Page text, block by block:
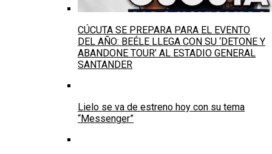
CÚCUTA SE PREPARA PARA EL EVENTO
DEL AÑO: BEÉLE LLEGA CON SU ‘DETONE Y
ABANDONE TOUR’ AL ESTADIO GENERAL
SANTANDER
Lielo se va de estreno hoy con su tema
“Messenger”